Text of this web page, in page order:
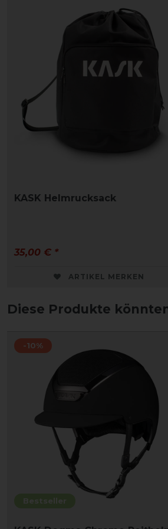
KASK Helmrucksack
35,00 € *
ARTIKEL MERKEN
Diese Produkte
Bestseller
-10%